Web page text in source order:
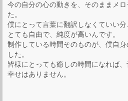
今の自分の心の動きを、そのままメ
た。
僕にとって言葉に翻訳しなくていい
とても自由で、純度が高いんです。
制作している時間そのものが、僕自
した。
皆様にとっても癒しの時間になれば
幸せはありません。